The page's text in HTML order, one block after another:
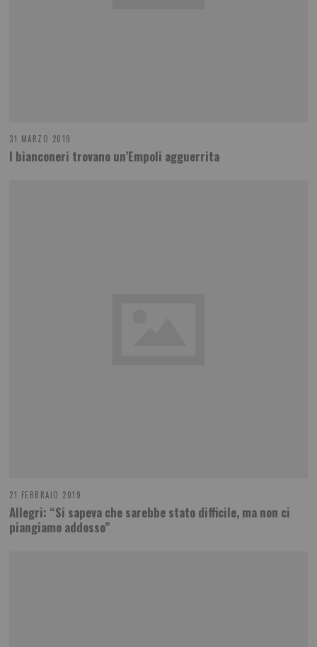
31 MARZO 2019
I bianconeri trovano un’Empoli agguerrita
21 FEBBRAIO 2019
Allegri: “Si sapeva che sarebbe stato difficile, ma non ci
piangiamo addosso”